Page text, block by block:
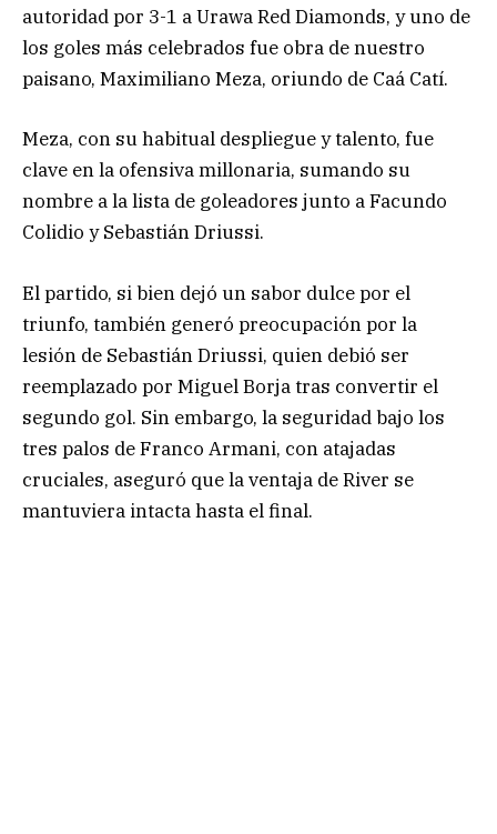
autoridad por 3-1 a Urawa Red Diamonds, y uno de
los goles más celebrados fue obra de nuestro
paisano, Maximiliano Meza, oriundo de Caá Catí.
Meza, con su habitual despliegue y talento, fue
clave en la ofensiva millonaria, sumando su
nombre a la lista de goleadores junto a Facundo
Colidio y Sebastián Driussi.
El partido, si bien dejó un sabor dulce por el
triunfo, también generó preocupación por la
lesión de Sebastián Driussi, quien debió ser
reemplazado por Miguel Borja tras convertir el
segundo gol. Sin embargo, la seguridad bajo los
tres palos de Franco Armani, con atajadas
cruciales, aseguró que la ventaja de River se
mantuviera intacta hasta el final.